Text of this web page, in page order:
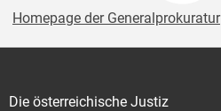
Homepage der Generalprokuratur
Die österreichische Justiz